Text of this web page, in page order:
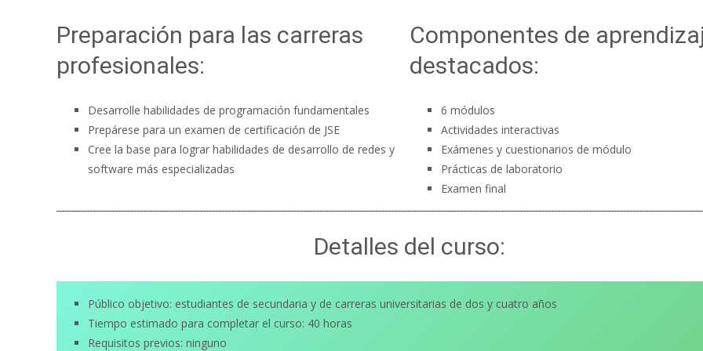
Preparación para las carreras
profesionales:
Desarrolle habilidades de programación fundamentales
Prepárese para un examen de certificación de JSE
Cree la base para lograr habilidades de desarrollo de redes y
software más especializadas
Componentes de
destacados:
6 módulos
Actividades interactivas
Exámenes y cuestionarios de módulo
Prácticas de laboratorio
Examen final
Detalles del curso:
Público objetivo: estudiantes de secundaria y de carreras universitarias de dos y cuatro años
Tiempo estimado para completar el curso: 40 horas
Requisitos previos: ninguno